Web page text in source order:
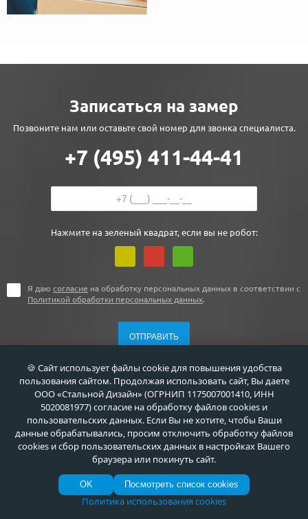
Записаться на замер
Позвоните нам или оставьте свой номер для звонка специалиста.
+7 (495) 411-44-41
Нажмите на зеленый квадрат, если вы не робот:
Я даю согласие на обработку персональных данных в соответствии с
Политикой обработки персональных данных.
+7 (495) 411-44-41
г. Москва, ул. Флотская, д. 5А
info@meta-m.ru
🍪 Сайт использует файлы cookie для повышения удобства
пользования сайтом. Продолжая использовать сайт, Вы даете
ООО «Стальной Дизайн» (ОГРНИП 1175007001410, ИНН
5020081977) согласие на обработку файлов cookies и
пользовательских данных. Если Вы не хотите, чтобы Ваши
данные обрабатывались, просим отключить обработку файлов
cookies и сбор пользовательских данных в настройках Вашего
браузера или покинуть сайт.
OK Посмотреть список cookies
Политика использования cookies